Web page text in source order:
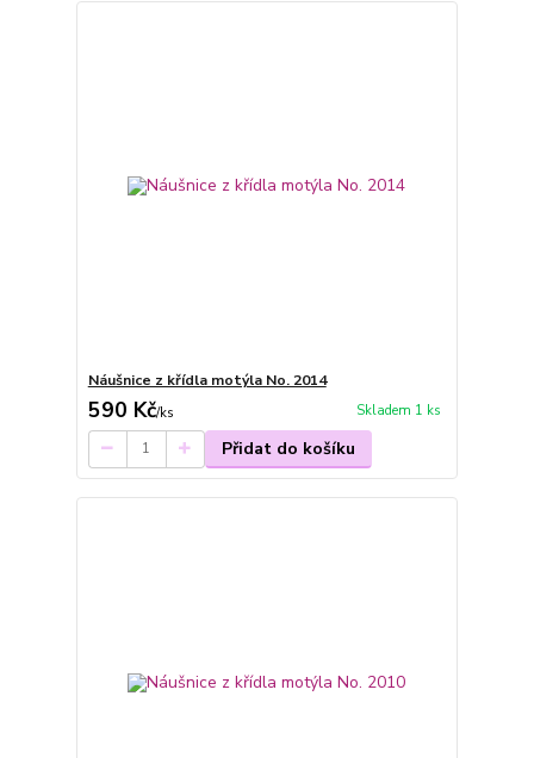
Náušnice z křídla motýla No. 2014
590 Kč/ks Skladem 1 ks
Přidat do košíku